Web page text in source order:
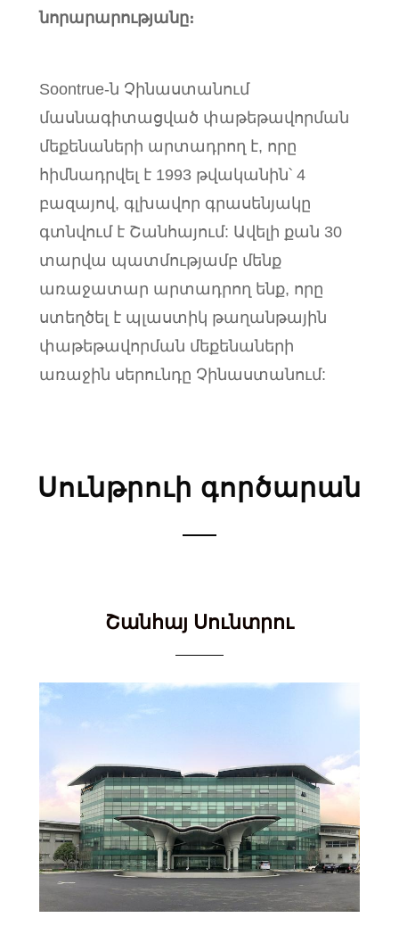
նորարարությանը։
Soontrue-ն Չինաստանում
մասնագիտացված փաթեթավորման
մեքենաների արտադրող է, որը
հիմնադրվել է 1993 թվականին՝ 4
բազայով, գլխավոր գրասենյակը
գտնվում է Շանհայում: Ավելի քան 30
տարվա պատմությամբ մենք
առաջատար արտադրող ենք, որը
ստեղծել է պլաստիկ թաղանթային
փաթեթավորման մեքենաների
առաջին սերունդը Չինաստանում:
Սունթրուի գործարան
Շանհայ Սունտրու